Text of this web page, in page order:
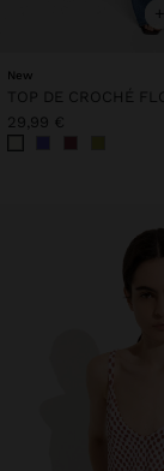
+
New
29,99 €